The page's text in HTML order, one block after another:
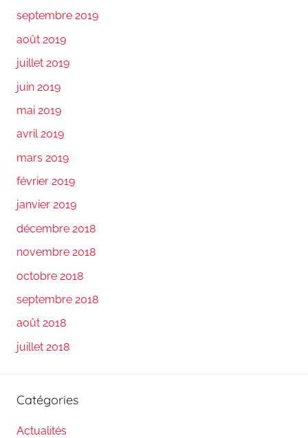
septembre 2019
août 2019
juillet 2019
juin 2019
mai 2019
avril 2019
mars 2019
février 2019
janvier 2019
décembre 2018
novembre 2018
octobre 2018
septembre 2018
août 2018
juillet 2018
Catégories
Actualités